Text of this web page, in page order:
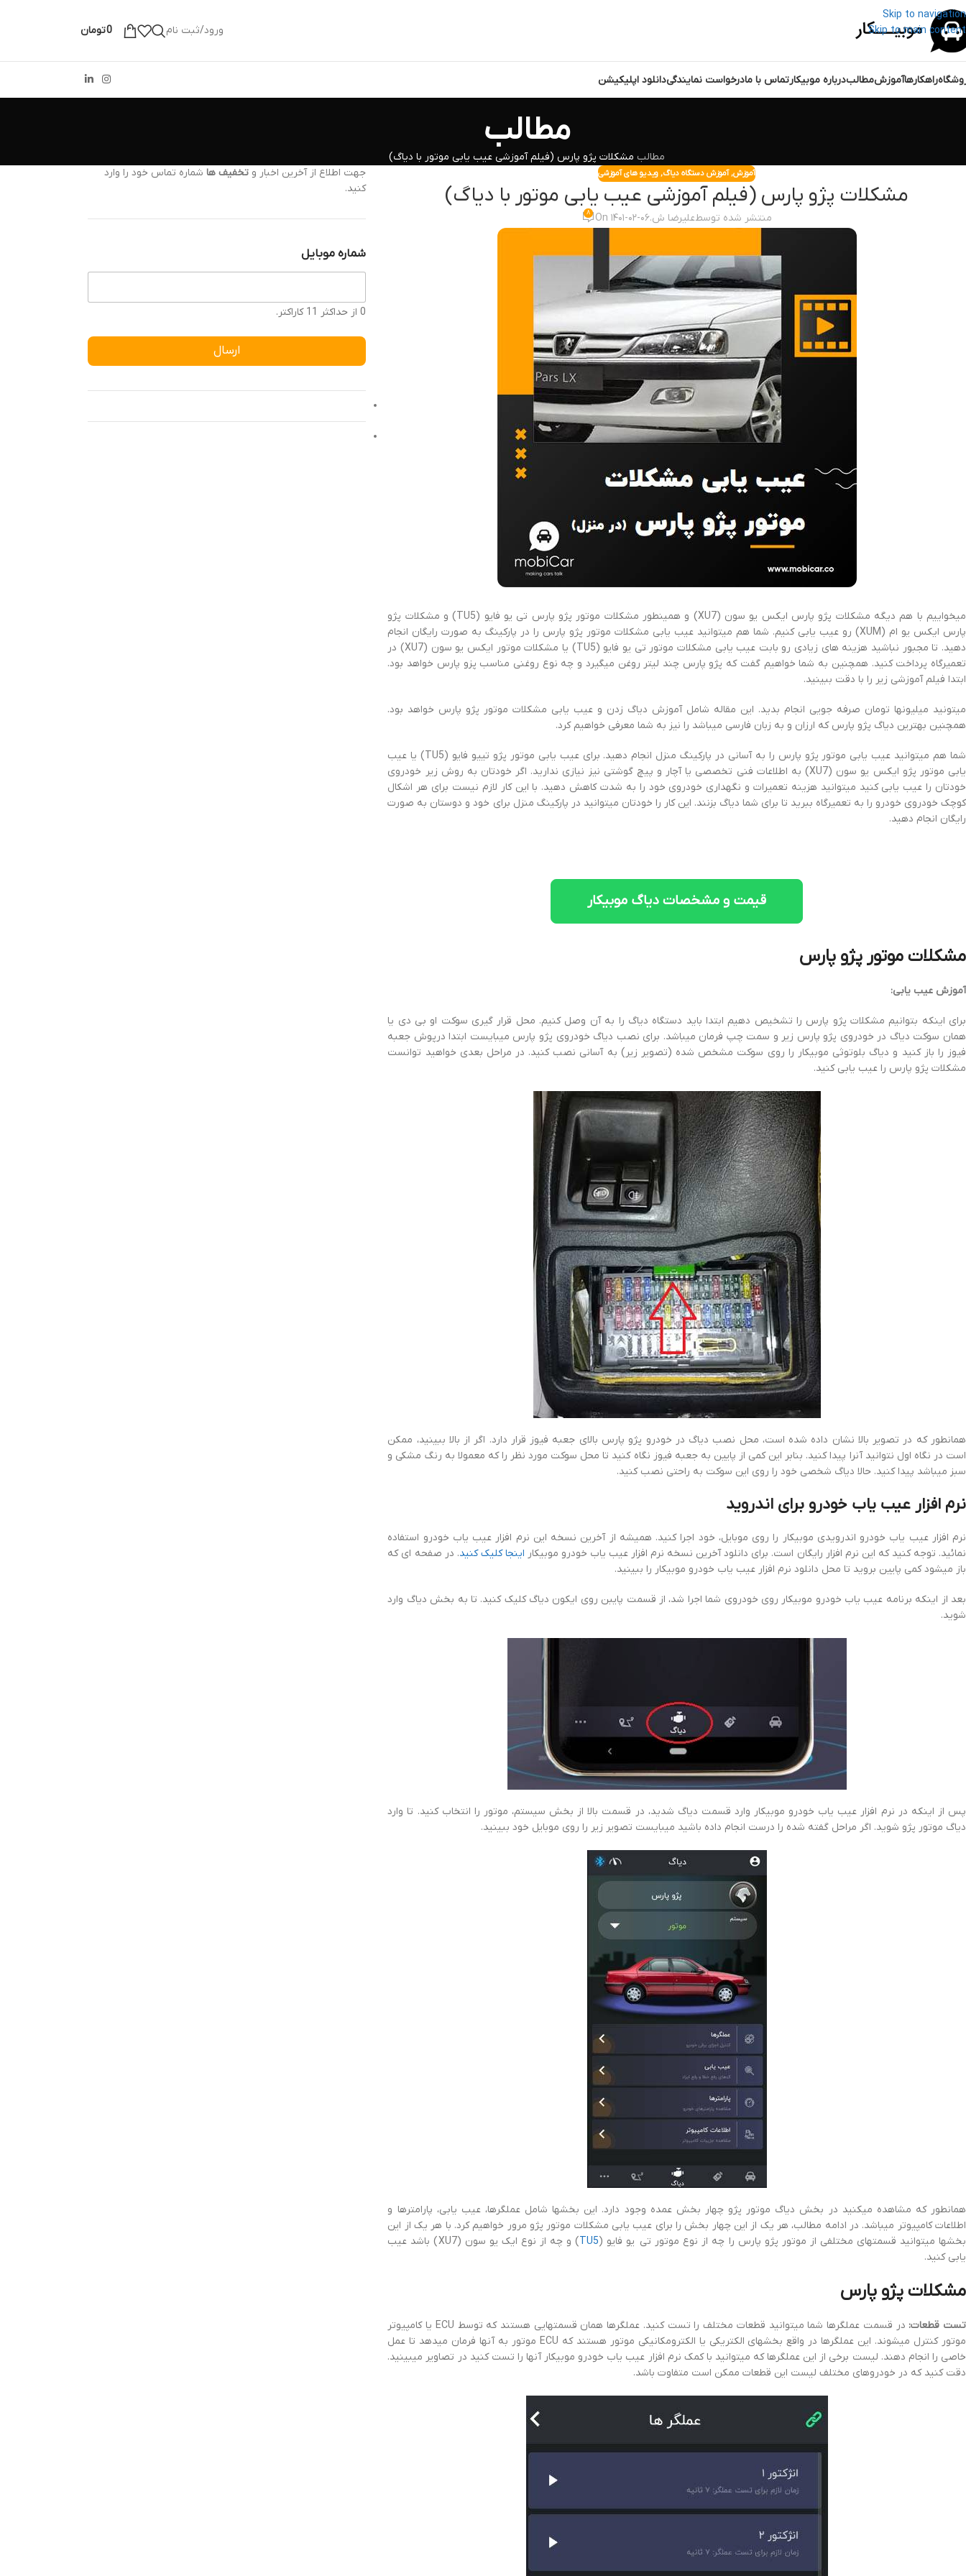
Skip to navigation
Skip to main content
ورود/ثبت نام 0تومان
راهکارهاآموزشمطالبدرباره موبیکارتماس با مادرخواست نمایندگیدانلود اپلیکیشن
مطالب
مطالب مشکلات پژو پارس (فیلم آموزشی عیب یابی موتور با دیاگ)
آموزش,آموزش دستگاه دیاگ, ویدیو های آموزشی
مشکلات پژو پارس (فیلم آموزشی عیب یابی موتور با دیاگ)
منتشر شده توسطعلیرضا ش.On ۱۴۰۱-۰۲-۰۶ ۸
میخواییم با هم دیگه مشکلات پژو پارس ایکس یو سون (XU7) و همینطور مشکلات موتور پژو پارس تی یو فایو (TU5) و مشکلات پژو
پارس ایکس یو ام (XUM) رو عیب یابی کنیم. شما هم میتوانید عیب یابی مشکلات موتور پژو پارس را در پارکینگ به صورت رایگان انجام
دهید. تا مجبور نباشید هزینه های زیادی رو بابت عیب یابی مشکلات موتور تی یو فایو (TU5) یا مشکلات موتور ایکس یو سون (XU7) در
تعمیرگاه پرداخت کنید. همچنین به شما خواهیم گفت که پژو پارس چند لیتر روغن میگیرد و چه نوع روغنی مناسب پزو پارس خواهد بود.
ابتدا فیلم آموزشی زیر را با دقت ببینید.
میتونید میلیونها تومان صرفه جویی انجام بدید. این مقاله شامل آموزش دیاگ زدن و عیب یابی مشکلات موتور پژو پارس خواهد بود.
همچنین بهترین دیاگ پژو پارس که ارزان و به زبان فارسی میباشد را نیز به شما معرفی خواهیم کرد.
شما هم میتوانید عیب یابی موتور پژو پارس را به آسانی در پارکینگ منزل انجام دهید. برای عیب یابی موتور پژو تییو فایو (TU5) یا عیب
یابی موتور پژو ایکس یو سون (XU7) به اطلاعات فنی تخصصی یا آچار و پیچ گوشتی نیز نیازی ندارید. اگر خودتان به روش زیر خودروی
خودتان را عیب یابی کنید میتوانید هزینه تعمیرات و نگهداری خودروی خود را به شدت کاهش دهید. با این کار لازم نیست برای هر اشکال
کوچک خودروی خودرو را به تعمیرگاه ببرید تا برای شما دیاگ بزنند. این کار را خودتان میتوانید در پارکینگ منزل برای خود و دوستان به صورت
رایگان انجام دهید.
قیمت و مشخصات دیاگ موبیکار
مشکلات موتور پژو پارس
آموزش عیب یابی:
برای اینکه بتوانیم مشکلات پژو پارس را تشخیص دهیم ابتدا باید دستگاه دیاگ را به آن وصل کنیم. محل قرار گیری سوکت او بی دی یا
همان سوکت دیاگ در خودروی پژو پارس زیر و سمت چپ فرمان میباشد. برای نصب دیاگ خودروی پژو پارس میبایست ابتدا درپوش جعبه
فیوز را باز کنید و دیاگ بلوتوثی موبیکار را روی سوکت مشخص شده (تصویر زیر) به آسانی نصب کنید. در مراحل بعدی خواهید توانست
مشکلات پژو پارس را عیب یابی کنید.
همانطور که در تصویر بالا نشان داده شده است، محل نصب دیاگ در خودرو پژو پارس بالای جعبه فیوز قرار دارد. اگر از بالا ببینید، ممکن
است در نگاه اول نتوانید آنرا پیدا کنید. بنابر این کمی از پایین به جعبه فیوز نگاه کنید تا محل سوکت مورد نظر را که معمولا به رنگ مشکی و
سبز میباشد پیدا کنید. حالا دیاگ شخصی خود را روی این سوکت به راحتی نصب کنید.
نرم افزار عیب یاب خودرو برای اندروید
نرم افزار عیب یاب خودرو اندرویدی موبیکار را روی موبایل، خود اجرا کنید. همیشه از آخرین نسخه این نرم افزار عیب یاب خودرو استفاده
نمائید. توجه کنید که این نرم افزار رایگان است. برای دانلود آخرین نسخه نرم افزار عیب یاب خودرو موبیکار اینجا کلیک کنید. در صفحه ای که
باز میشود کمی پایین بروید تا محل دانلود نرم افزار عیب یاب خودرو موبیکار را ببینید.
بعد از اینکه برنامه عیب یاب خودرو موبیکار روی خودروی شما اجرا شد، از قسمت پایبن روی ایکون دیاگ کلیک کنید. تا به بخش دیاگ وارد
شوید.
پس از اینکه در نرم افزار عیب یاب خودرو موبیکار وارد قسمت دیاگ شدید، در قسمت بالا از بخش سیستم، موتور را انتخاب کنید. تا وارد
دیاگ موتور پژو شوید. اگر مراحل گفته شده را درست انجام داده باشید میبایست تصویر زیر را روی موبایل خود ببینید.
همانطور که مشاهده میکنید در بخش دیاگ موتور پژو چهار بخش عمده وجود دارد. این بخشها شامل عملگرها، عیب یابی، پارامترها و
اطلاعات کامپیوتر میباشد. در ادامه مطالب، هر یک از این چهار بخش را برای عیب یابی مشکلات موتور پژو مرور خواهیم کرد. با هر یک از این
بخشها میتوانید قسمتهای مختلفی از موتور پژو پارس را چه از نوع موتور تی یو فایو (TU5
) و چه از نوع ایک یو سون (XU7) باشد عیب
یابی کنید.
مشکلات پژو پارس
تست قطعات:
در قسمت عملگرها شما میتوانید قطعات مختلف را تست کنید. عملگرها همان قسمتهایی هستند که توسط ECU یا کامپیوتر
موتور کنترل میشوند. این عملگرها در واقع بخشهای الکتریکی یا الکترومکانیکی موتور هستند که ECU موتور به آنها فرمان میدهد تا عمل
خاصی را انجام دهند. لیست برخی از این عملگرها که میتوانید با کمک نرم افزار عیب یاب خودرو موبیکار آنها را تست کنید در تصاویر میبینید.
دقت کنید که در خودروهای مختلف لیست این قطعات ممکن است متفاوت باشد.
جهت اطلاع از آخرین اخبار و تخفیف ها شماره تماس خود را وارد
کنید.
شماره موبایل
0 از حداکثر 11 کاراکتر.
ارسال